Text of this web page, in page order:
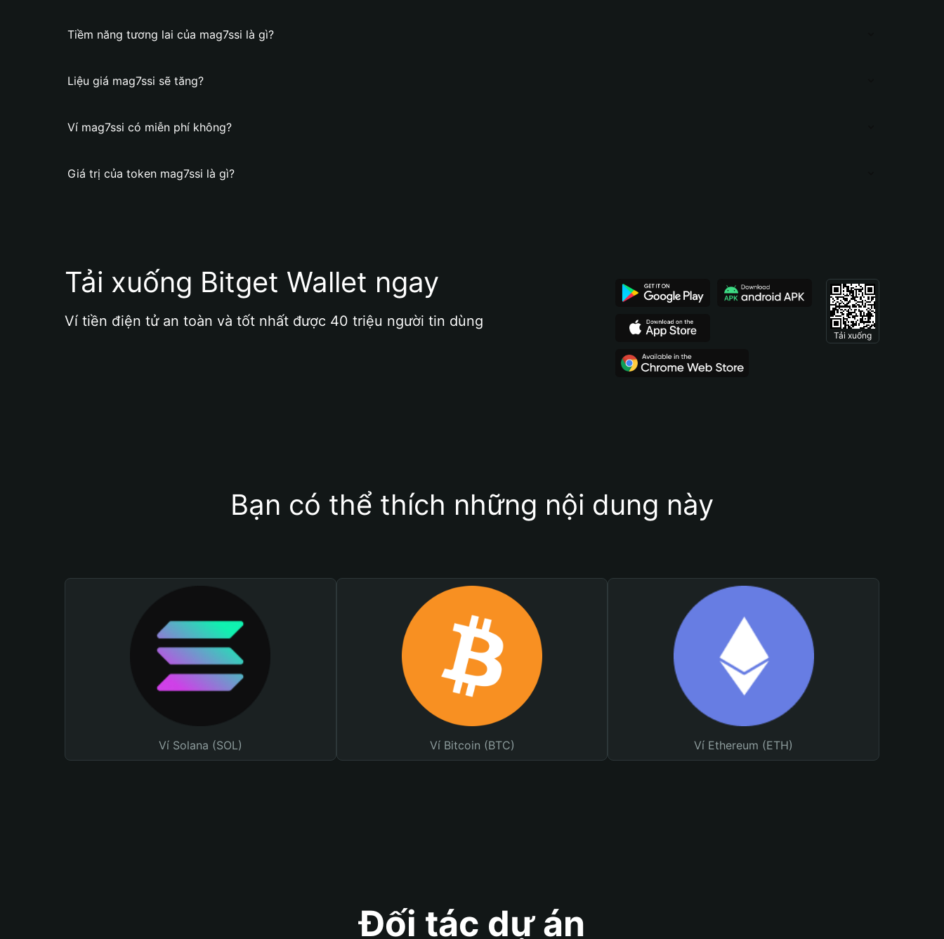
Tiềm năng tương lai của mag7ssi là gì?
Liệu giá mag7ssi sẽ tăng?
Ví mag7ssi có miễn phí không?
Giá trị của token mag7ssi là gì?
Tải xuống Bitget Wallet ngay
Ví tiền điện tử an toàn và tốt nhất được 40 triệu người tin dùng
Tải xuống
Bạn có thể thích những nội dung này
Ví Solana (SOL) Ví Bitcoin (BTC) Ví Ethereum (ETH)
Đối tác dự án